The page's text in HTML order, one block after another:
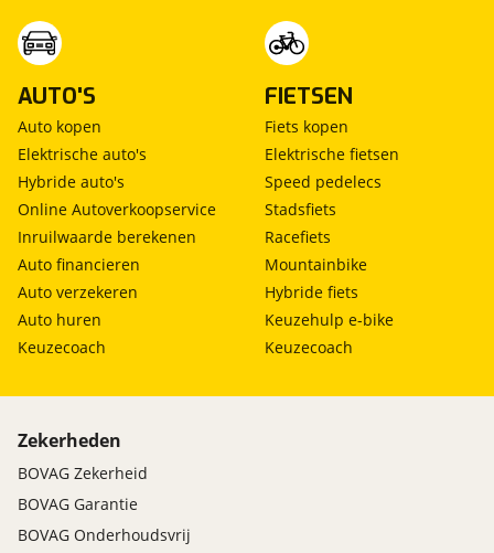
AUTO'S
Auto kopen
Elektrische auto's
Hybride auto's
Online Autoverkoopservice
Inruilwaarde berekenen
Auto financieren
Auto verzekeren
Auto huren
Keuzecoach
FIETSEN
Fiets kopen
Elektrische fietsen
Speed pedelecs
Stadsfiets
Racefiets
Mountainbike
Hybride fiets
Keuzehulp e-bike
Keuzecoach
Zekerheden
BOVAG Zekerheid
BOVAG Garantie
BOVAG Onderhoudsvrij